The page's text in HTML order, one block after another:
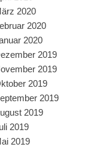
2020
2020
2020
2019
2019
2019
2019
2019
2019
2019